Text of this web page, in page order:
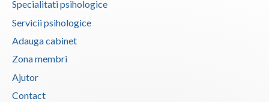
Specialitati psihologice
Servicii psihologice
Adauga cabinet
Zona membri
Ajutor
Contact